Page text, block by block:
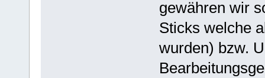
gewähren wir
Sticks welche
wurden) bzw.